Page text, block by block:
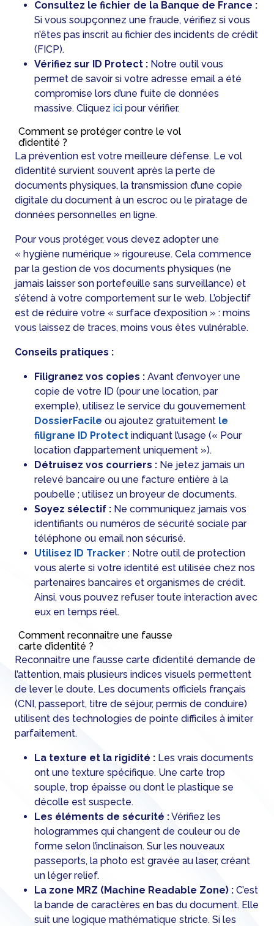
Consultez le fichier de la Banque de France :
Si vous soupçonnez une fraude, vérifiez si vous
n’êtes pas inscrit au fichier des incidents de crédit
(FICP).
Vérifiez sur ID Protect : Notre outil vous
permet de savoir si votre adresse email a été
compromise lors d’une fuite de données
massive. Cliquez ici pour vérifier.
Comment se protéger contre le vol
d’identité ?
La prévention est votre meilleure défense. Le vol
d’identité survient souvent après la perte de
documents physiques, la transmission d’une copie
digitale du document à un escroc ou le piratage de
données personnelles en ligne.
Pour vous protéger, vous devez adopter une
« hygiène numérique » rigoureuse. Cela commence
par la gestion de vos documents physiques (ne
jamais laisser son portefeuille sans surveillance) et
s’étend à votre comportement sur le web. L’objectif
est de réduire votre « surface d’exposition » : moins
vous laissez de traces, moins vous êtes vulnérable.
Conseils pratiques :
Filigranez vos copies : Avant d’envoyer une
copie de votre ID (pour une location, par
exemple), utilisez le service du gouvernement
DossierFacile ou ajoutez gratuitement le
filigrane ID Protect indiquant l’usage (« Pour
location d’appartement uniquement »).
Détruisez vos courriers : Ne jetez jamais un
relevé bancaire ou une facture entière à la
poubelle ; utilisez un broyeur de documents.
Soyez sélectif : Ne communiquez jamais vos
identifiants ou numéros de sécurité sociale par
téléphone ou email non sécurisé.
Utilisez ID Tracker : Notre outil de protection
vous alerte si votre identité est utilisée chez nos
partenaires bancaires et organismes de crédit.
Ainsi, vous pouvez refuser toute interaction avec
eux en temps réel.
Comment reconnaitre une fausse
carte d’identité ?
Reconnaitre une fausse carte d’identité demande de
l’attention, mais plusieurs indices visuels permettent
de lever le doute. Les documents officiels français
(CNI, passeport, titre de séjour, permis de conduire)
utilisent des technologies de pointe difficiles à imiter
parfaitement.
La texture et la rigidité : Les vrais documents
ont une texture spécifique. Une carte trop
souple, trop épaisse ou dont le plastique se
décolle est suspecte.
Les éléments de sécurité :Vérifiez les
hologrammes qui changent de couleur ou de
forme selon l’inclinaison. Sur les nouveaux
passeports, la photo est gravée au laser, créant
un léger relief.
La zone MRZ (Machine Readable Zone) : C’est
la bande de caractères en bas du document. Elle
suit une logique mathématique stricte. Si les